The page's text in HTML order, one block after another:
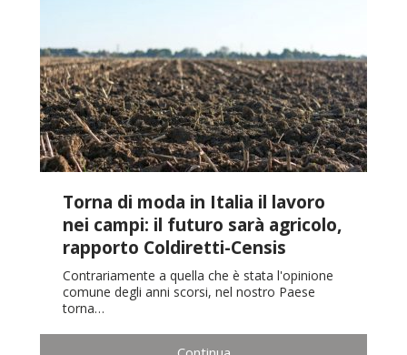
Torna di moda in Italia il lavoro
nei campi: il futuro sarà agricolo,
rapporto Coldiretti-Censis
Contrariamente a quella che è stata l'opinione
comune degli anni scorsi, nel nostro Paese
torna…